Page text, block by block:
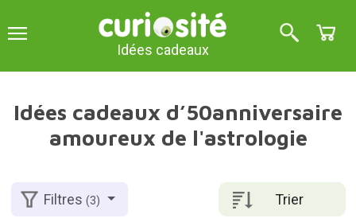
Idées cadeaux
Idées cadeaux d’50anniversaire
amoureux de l'astrologie
Trier
Filtres(3)